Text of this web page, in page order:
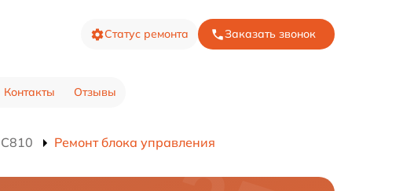
Статус ремонта Заказать звонок
Контакты Отзывы
Ремонт блока управления